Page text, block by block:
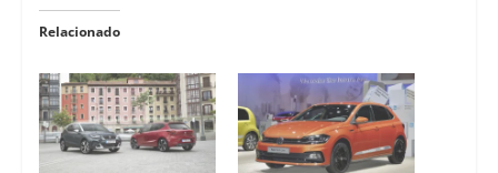
Relacionado